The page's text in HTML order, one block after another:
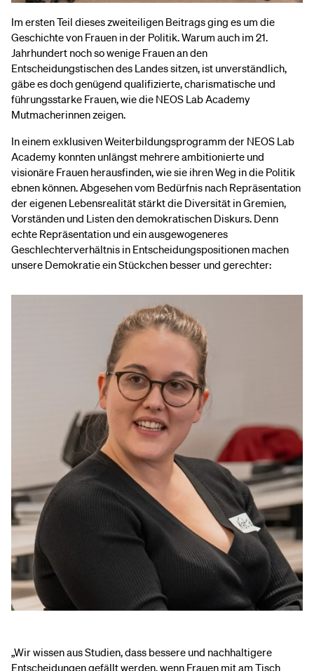
Im ersten Teil dieses zweiteiligen Beitrags ging es um die
Geschichte von Frauen in der Politik. Warum auch im 21.
Jahrhundert noch so wenige Frauen an den
Entscheidungstischen des Landes sitzen, ist unverständlich,
gäbe es doch genügend qualifizierte, charismatische und
führungsstarke Frauen, wie die NEOS Lab Academy
Mutmacherinnen zeigen.
In einem exklusiven Weiterbildungsprogramm der NEOS Lab
Academy konnten unlängst mehrere ambitionierte und
visionäre Frauen herausfinden, wie sie ihren Weg in die Politik
ebnen können. Abgesehen vom Bedürfnis nach Repräsentation
der eigenen Lebensrealität stärkt die Diversität in Gremien,
Vorständen und Listen den demokratischen Diskurs. Denn
echte Repräsentation und ein ausgewogeneres
Geschlechterverhältnis in Entscheidungspositionen machen
unsere Demokratie ein Stückchen besser und gerechter:
„Wir wissen aus Studien, dass bessere und nachhaltigere
Entscheidungen gefällt werden, wenn Frauen mit am Tisch